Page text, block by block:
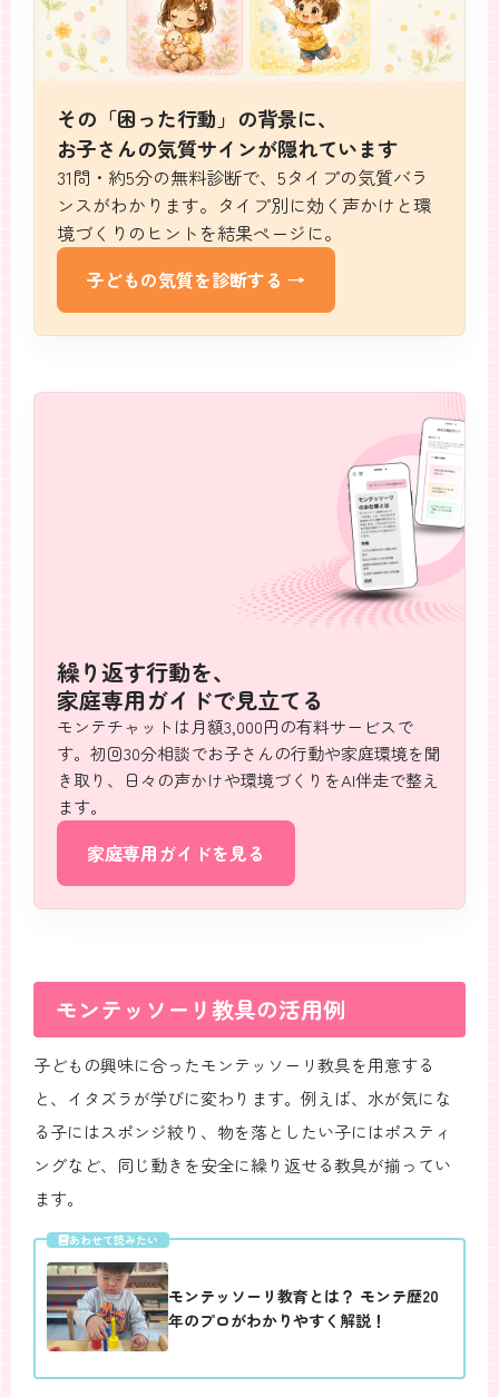
その「困った行動」の背景に、
お子さんの気質サインが隠れています
31問・約5分の無料診断で、5タイプの気質バラ
ンスがわかります。タイプ別に効く声かけと環
境づくりのヒントを結果ページに。
子どもの気質を診断する →
繰り返す行動を、
家庭専用ガイドで見立てる
モンテチャットは月額3,000円の有料サービスで
す。初回30分相談でお子さんの行動や家庭環境を聞
き取り、日々の声かけや環境づくりをAI伴走で整え
ます。
家庭専用ガイドを見る
モンテッソーリ教具の活用例
子どもの興味に合ったモンテッソーリ教具を用意する
と、イタズラが学びに変わります。例えば、水が気にな
る子にはスポンジ絞り、物を落としたい子にはポスティ
ングなど、同じ動きを安全に繰り返せる教具が揃ってい
ます。
あわせて読みたい
モンテッソーリ教育とは？ モンテ歴20
年のプロがわかりやすく解説！